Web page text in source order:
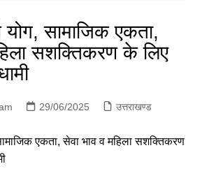
योग, सामाजिक एकता,
सशक्तिकरण के लिए
29/06/2025 उत्तराखण्ड